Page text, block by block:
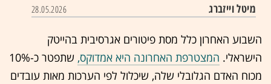
מיטל וייזברג 28.05.2026
השבוע האחרון כלל מסת פיטורים אגרסיבית בהייטק
הישראלי. המצטרפת האחרונה היא אמדוקס,
שתפטר כ-10%
מכוח האדם הגלובלי שלה, שיכלול לפי הערכות מאות עובדים